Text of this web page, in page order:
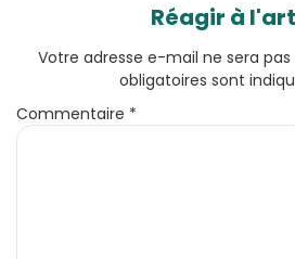
Réagir à
Votre adresse e-mail ne sera pas
obligatoires sont
Commentaire *